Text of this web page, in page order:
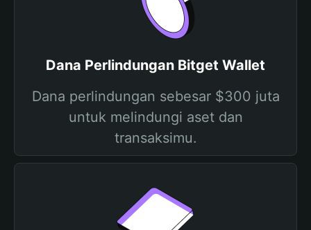
Dana Perlindungan Bitget Wallet
Dana perlindungan sebesar $300 juta
untuk melindungi aset dan
transaksimu.